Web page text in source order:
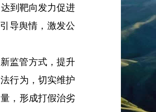
到靶向发力促进
导舆情，激发公
监管方式，提升
行为，切实维护
，形成打假治劣